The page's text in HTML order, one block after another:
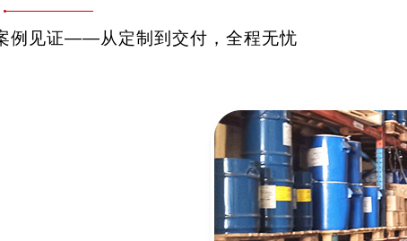
例见证——从定制到交付，全程无忧